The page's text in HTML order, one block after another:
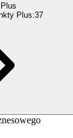
Plus:37